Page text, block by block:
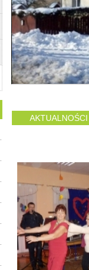
AKTUALNOŚCI